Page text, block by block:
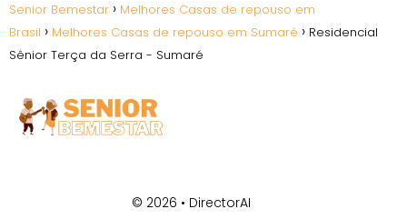
Senior Bemestar
Melhores Casas de repouso em
Brasil
Melhores Casas de repouso em Sumaré
Residencial
Sênior Terça da Serra - Sumaré
© 2026 • DirectorAI